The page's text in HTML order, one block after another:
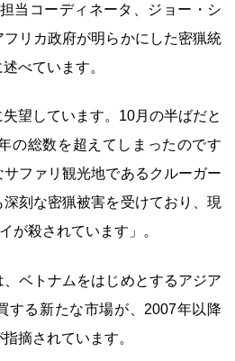
当コーディネータ、ジョー・シ
リカ政府が明らかにした密猟統
べています。
失望しています。10月の半ばだと
の総数を超えてしまったのです
ファリ観光地であるクルーガー
刻な密猟被害を受けており、現
が殺されています」。
ベトナムをはじめとするアジア
する新たな市場が、2007年以降
摘されています。